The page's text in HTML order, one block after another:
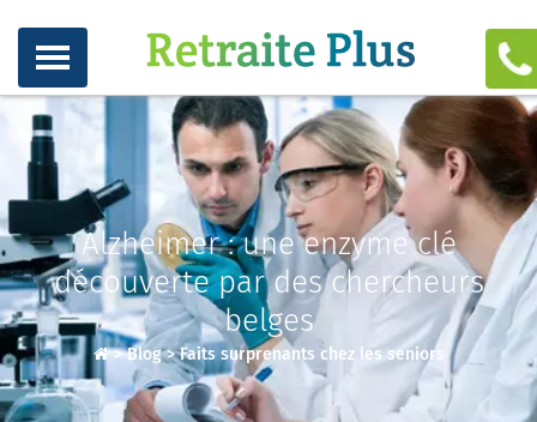
Alzheimer : une enzyme clé
découverte par des chercheurs
belges
>Blog>Faits surprenants chez les seniors